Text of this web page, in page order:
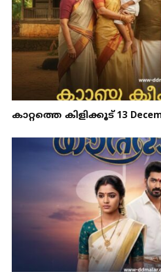
കാറ്റത്തെ കിളിക്കൂട് 13